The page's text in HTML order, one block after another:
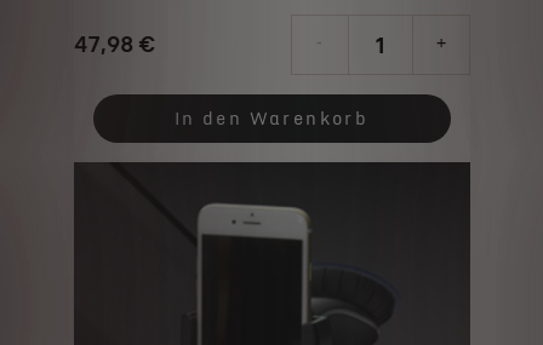
47,98 €
Price
47,98
- +
Quantity
updated
In den Warenkorb